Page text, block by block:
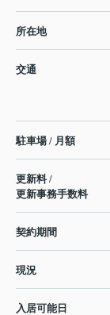
所在地
交通
駐車場 / 月額
更新料 /
更新事務手数料
契約期間
現況
入居可能日